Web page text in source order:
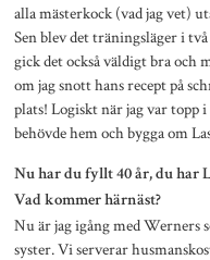
alla mästerkock (vad jag vet)
Sen blev det träningsläger i
gick det också väldigt bra och
om jag snott hans recept på
plats! Logiskt när jag var topp
behövde hem och bygga om
Nu har du fyllt 40 år, du har
Vad kommer härnäst?
Nu är jag igång med Werners
syster. Vi serverar